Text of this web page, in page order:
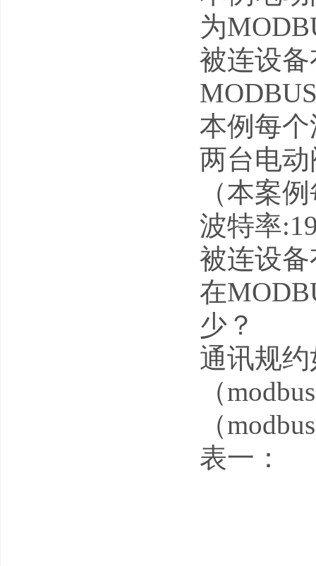
为
被连设
本例每个
两台电
（本案
波特率
被连设
在
少？
通讯规
（
（
表一：